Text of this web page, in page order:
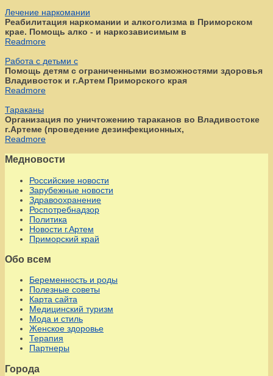
Лечение наркомании
Реабилитация наркомании и алкоголизма в Приморском
крае. Помощь алко - и наркозависимым в
Readmore
Работа с детьми с
Помощь детям с ограниченными возможностями здоровья
Владивосток и г.Артем Приморского края
Readmore
Тараканы
Организация по уничтожению тараканов во Владивостоке
г.Артеме (проведение дезинфекционных,
Readmore
Медновости
Российские новости
Зарубежные новости
Здравоохранение
Роспотребнадзор
Политика
Новости г.Артем
Приморский край
Обо всем
Беременность и роды
Полезные советы
Карта сайта
Медицинский туризм
Мода и стиль
Женское здоровье
Терапия
Партнеры
Города